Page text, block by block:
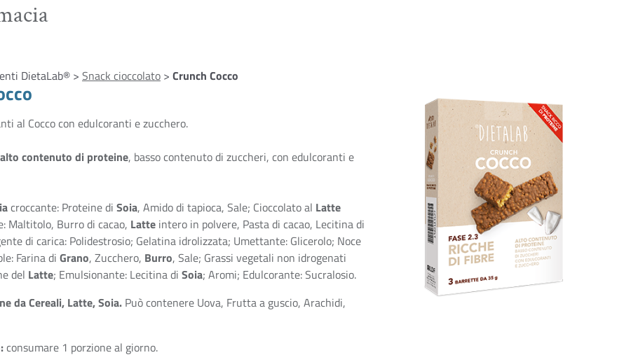
DietaLab® > Snack cioccolato > Crunch Cocco
al Cocco con edulcoranti e zucchero.
alto contenuto di proteine, basso contenuto di zuccheri, con edulcoranti e
croccante: Proteine di Soia, Amido di tapioca, Sale; Cioccolato al Latte
Maltitolo, Burro di cacao, Latte intero in polvere, Pasta di cacao, Lecitina di
di carica: Polidestrosio; Gelatina idrolizzata; Umettante: Glicerolo; Noce
Farina di Grano, Zucchero, Burro, Sale; Grassi vegetali non idrogenati
del Latte; Emulsionante: Lecitina di Soia; Aromi; Edulcorante: Sucralosio.
da Cereali, Latte, Soia. Può contenere Uova, Frutta a guscio, Arachidi,
consumare 1 porzione al giorno.